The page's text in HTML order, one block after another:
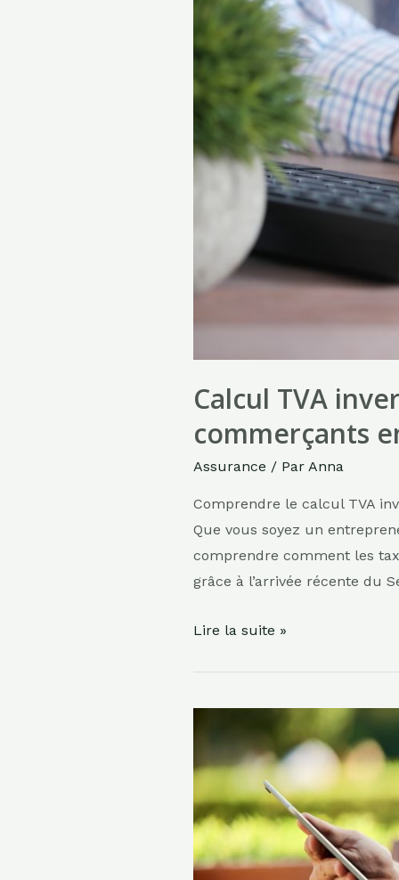
Calcul TVA
commerçants
Assurance / Par Anna
Comprendre le calcul TVA
Que vous soyez un
comprendre comment les
grâce à l’arrivée récente du
Calcul
:
pratique
entrepreneurs
et
commerçants
Lire la suite »